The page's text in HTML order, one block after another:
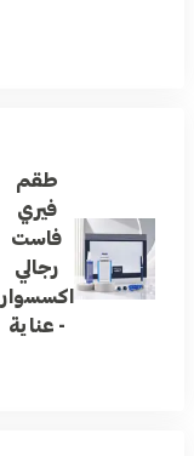
طقم
فيري
فاست
رجالي
اكسسوار
- عناية